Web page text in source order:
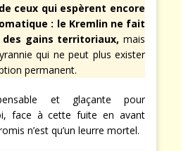
ceux qui espèrent encore
: le Kremlin ne fait
gains territoriaux, mais
qui ne peut plus exister
permanent.
et glaçante pour
face à cette fuite en avant
n’est qu’un leurre mortel.